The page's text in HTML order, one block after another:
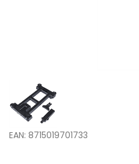
EAN: 8715019701733